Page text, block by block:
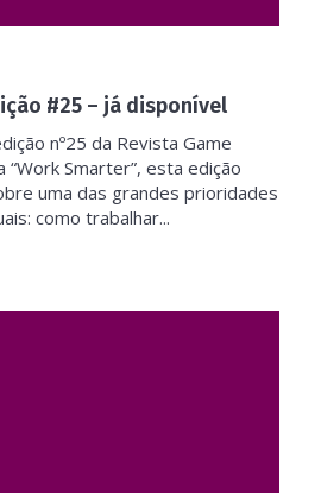
#25 – já disponível
nº25 da Revista Game
“Work Smarter”, esta edição
uma das grandes prioridades
como trabalhar...